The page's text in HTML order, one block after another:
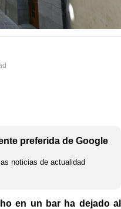
preferida de Google
noticias de actualidad
en un bar ha dejado al